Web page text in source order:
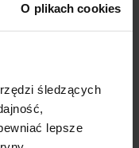
O plikach cookies
śledzących
lepsze
tylko zwiększyć
ale także na